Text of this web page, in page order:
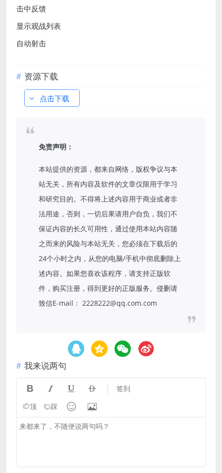
击中反馈
显示观战列表
自动射击
资源下载
点击下载
免责声明：
本站提供的资源，都来自网络，版权争议与本
站无关，所有内容及软件的文章仅限用于学习
和研究目的。不得将上述内容用于商业或者非
法用途，否则，一切后果请用户自负，我们不
保证内容的长久可用性，通过使用本站内容随
之而来的风险与本站无关，您必须在下载后的
24个小时之内，从您的电脑/手机中彻底删除上
述内容。如果您喜欢该程序，请支持正版软
件，购买注册，得到更好的正版服务。侵删请
致信E-mail： 2228222@qq.com.com
我来说两句
    签到
顶 踩  